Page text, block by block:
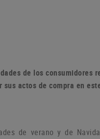
de los consumidores
actos de compra en
de verano y de